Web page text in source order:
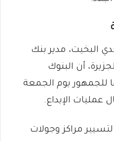
البخيت، مدير بنك
أن البنوك
للجمهور يوم الجمعة
عمليات الإيداع.
مراكز وجولات